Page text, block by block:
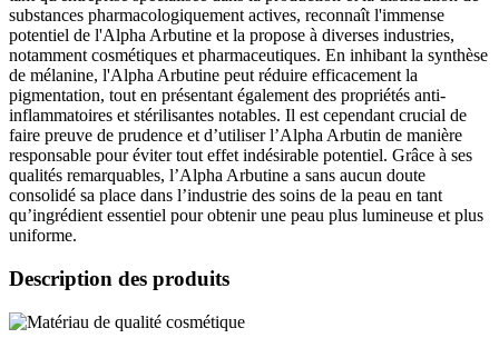
substances pharmacologiquement actives, reconnaît l'immense
potentiel de l'Alpha Arbutine et la propose à diverses industries,
notamment cosmétiques et pharmaceutiques. En inhibant la synthèse
de mélanine, l'Alpha Arbutine peut réduire efficacement la
pigmentation, tout en présentant également des propriétés anti-
inflammatoires et stérilisantes notables. Il est cependant crucial de
faire preuve de prudence et d’utiliser l’Alpha Arbutin de manière
responsable pour éviter tout effet indésirable potentiel. Grâce à ses
qualités remarquables, l’Alpha Arbutine a sans aucun doute
consolidé sa place dans l’industrie des soins de la peau en tant
qu’ingrédient essentiel pour obtenir une peau plus lumineuse et plus
uniforme.
Description des produits